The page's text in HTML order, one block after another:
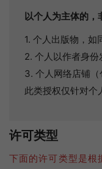
以个人为主体的，
1. 个人出版物，如
2. 个人以作者身
3. 个人网络店铺（
此类授权仅针对个
许可类型
下面的许可类型是根